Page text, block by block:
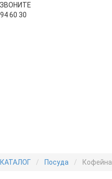
60 30
КАТАЛОГ Посуда